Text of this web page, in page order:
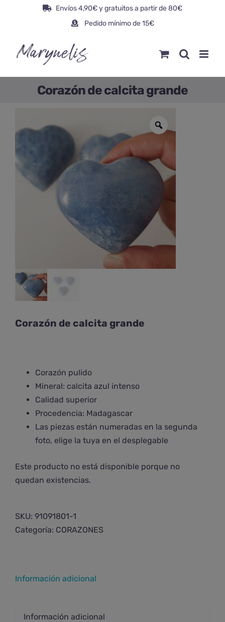
Envíos 4,90€ y gratuitos a partir de 80€
Pedido mínimo de 15€
Corazón de calcita grande
Corazón de calcita grande
Corazón pulido
Mineral: calcita azul intenso
Calidad superior
Procedencia: Madagascar
Las piezas están numeradas en la segunda
foto, elige la tuya en el desplegable
Este producto no está disponible porque no
quedan existencias.
SKU: 91091801-1
Categoría: CORAZONES
Información adicional
Información adicional